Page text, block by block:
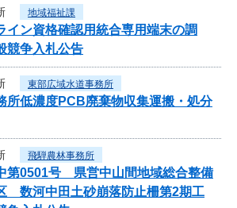
地域福祉課
イン資格確認用統合専用端末の調
競争入札公告
東部広域水道事務所
所低濃度PCB廃棄物収集運搬・処分
飛騨農林事務所
第0501号 県営中山間地域総合整備
数河中田土砂崩落防止柵第2期工